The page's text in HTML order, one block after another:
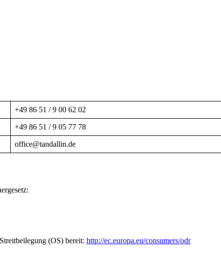
+49 86 51 / 9 00 62 02
+49 86 51 / 9 05 77 78
office@tandallin.de
(OS) bereit: http://ec.europa.eu/consumers/odr